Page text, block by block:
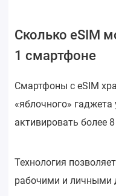
Сколько eSIM
1 смартфоне
Смартфоны с eSIM
«яблочного»
активировать более 8
Технология
рабочими и личными